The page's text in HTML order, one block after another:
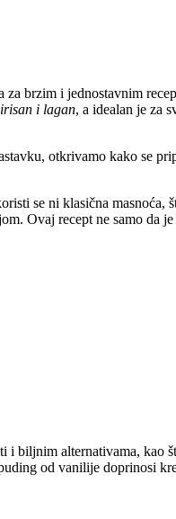
za brzim i jednostavnim
i lagan, a idealan je za
otkrivamo kako se
se ni klasična masnoća,
Ovaj recept ne samo da
i biljnim alternativama, kao
od vanilije doprinosi